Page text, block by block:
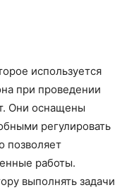
используется
при проведении
Они оснащены
регулировать
позволяет
работы.
выполнять задачи